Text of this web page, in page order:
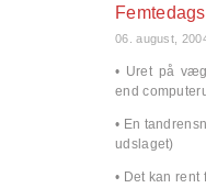
06. august,
• Uret på
end
• En
udslaget)
• Det kan